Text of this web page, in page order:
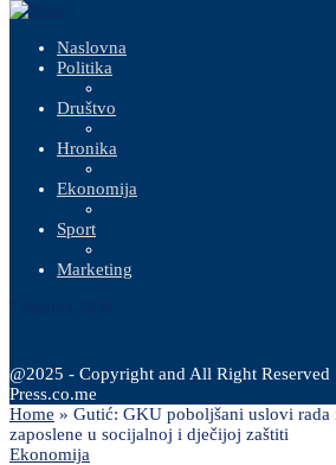
Naslovna
Politika
Društvo
Hronika
Ekonomija
Sport
Marketing
@2025 - Copyright and All Right Reserved
Press.co.me
Home » Gutić: GKU poboljšani uslovi
zaposlene u socijalnoj i dječijoj zaštiti
Ekonomija